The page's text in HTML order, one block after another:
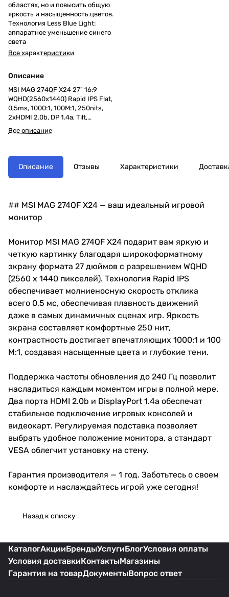
областях, но и повысить общую
яркость и насыщенность цветов.
Технология Less Blue Light:
аппаратное уменьшение синего
света
Все характеристики
Описание
MSI MAG 274QF X24 27" 16:9
WQHD(2560x1440) Rapid IPS Flat,
0,5ms, 1000:1, 100M:1, 250nits,
2xHDMI 2.0b, DP 1.4a, Tilt,
VESA,240Hz,Black,1y w-ty
Все описание
Описание Отзывы Характеристики
## MSI MAG 274QF X24 — ваш идеальный игровой
монитор
Монитор MSI MAG 274QF X24 подарит вам яркую и
четкую картинку благодаря широкоформатному
экрану формата 27 дюймов с разрешением WQHD
(2560 x 1440 пикселей). Технология Rapid IPS
обеспечивает молниеносную скорость отклика
всего 0,5 мс, обеспечивая плавность движений
даже в самых динамичных сценах игр. Яркость
экрана составляет комфортные 250 нит,
контрастность достигает впечатляющих 1000:1 и 100
М:1, создавая насыщенные цвета и глубокие тени.
Поддержка частоты обновления до 240 Гц позволит
насладиться каждым моментом игры в полной мере.
Два порта HDMI 2.0b и DisplayPort 1.4a обеспечат
стабильное подключение игровых консолей и
видеокарт. Регулируемая подставка позволяет
выбрать удобное положение монитора, а стандарт
VESA облегчит установку на стену.
Гарантия производителя — 1 год. Заботьтесь о своем
комфорте и наслаждайтесь игрой уже сегодня!
Назад к списку
КаталогАкцииБрендыУслугиБлогУсловия оплаты
Условия доставкиКонтактыМагазины
Гарантия на товарДокументыВопрос ответ